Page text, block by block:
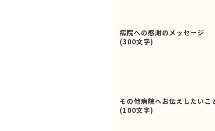
病院への感謝のメッセージ
(300文字)
その他病院へお伝えしたいこ
(100文字)